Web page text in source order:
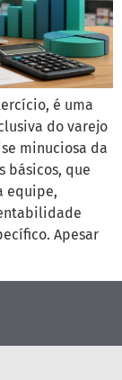
é uma
do varejo
minuciosa da
básicos, que
equipe,
Apesar